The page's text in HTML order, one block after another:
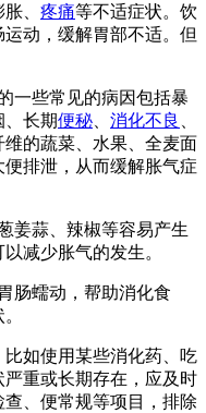
、 疼痛等不适症状。饮
动，缓解胃部不适。但
一些常见的病因包括暴
长期便秘 消化不良
的蔬菜、水果、全麦面
排泄，从而缓解胀气症
姜蒜、辣椒等容易产生
减少胀气的发生。
肠蠕动，帮助消化食
如使用某些消化药、吃
重或长期存在，应及时
、便常规等项目，排除